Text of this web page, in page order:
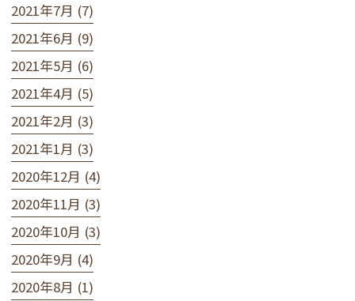
2021年7月 (7)
2021年6月 (9)
2021年5月 (6)
2021年4月 (5)
2021年2月 (3)
2021年1月 (3)
2020年12月 (4)
2020年11月 (3)
2020年10月 (3)
2020年9月 (4)
2020年8月 (1)